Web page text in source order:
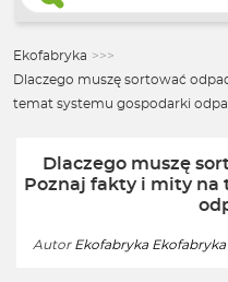
Ekofabryka >>>
Dlaczego muszę sortować
temat systemu gospodarki
Dlaczego muszę
Poznaj fakty i mity na
Autor Ekofabryka Ekofabryka